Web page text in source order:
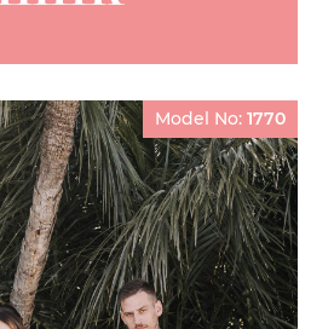
Model No: 1770